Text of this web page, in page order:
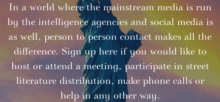
In a world where the mainstream media is run
by the intelligence agencies and social media is
as well, person to person contact makes all the
difference. Sign up here if you would like to
host or attend a meeting, participate in street
literature distribution, make phone calls or
help in any other way.